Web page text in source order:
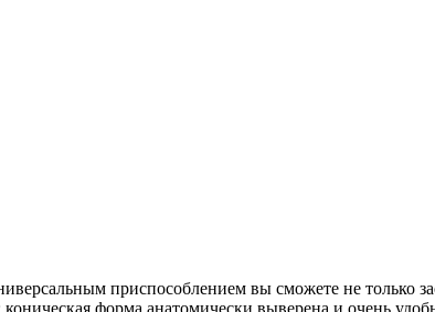
приспособлением вы сможете не только